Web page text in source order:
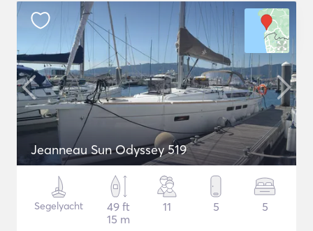
Jeanneau Sun Odyssey 519
Segelyacht
49 ft
15 m
11 5 5